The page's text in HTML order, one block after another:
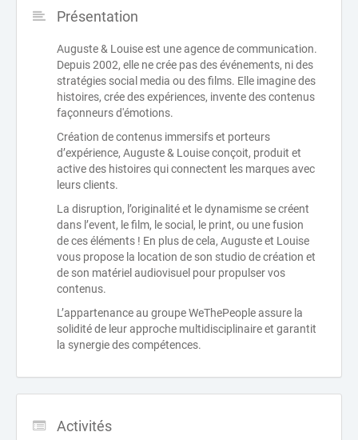
Présentation
Auguste & Louise est une agence de communication.
Depuis 2002, elle ne crée pas des événements, ni des
stratégies social media ou des films. Elle imagine des
histoires, crée des expériences, invente des contenus
façonneurs d'émotions.
Création de contenus immersifs et porteurs
d’expérience, Auguste & Louise conçoit, produit et
active des histoires qui connectent les marques avec
leurs clients.
La disruption, l’originalité et le dynamisme se créent
dans l’event, le film, le social, le print, ou une fusion
de ces éléments ! En plus de cela, Auguste et Louise
vous propose la location de son studio de création et
de son matériel audiovisuel pour propulser vos
contenus.
L’appartenance au groupe WeThePeople assure la
solidité de leur approche multidisciplinaire et garantit
la synergie des compétences.
Activités